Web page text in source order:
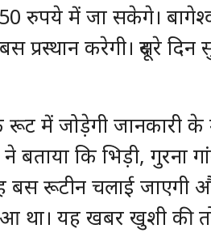
रुपये में जा सकेगे।
प्रस्थान करेगी। दूसरे
में जोड़ेगी जानकारी के
बताया कि भिड़ी, गुरना
बस रूटीन चलाई जाएगी
था। यह खबर खुशी की